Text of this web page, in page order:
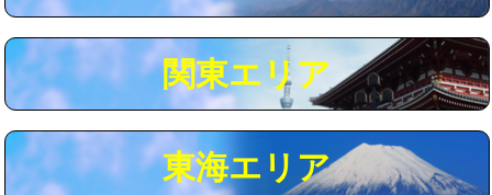
マス交換（深さ50㎝以上） 66,000円
コンクリート斫り（厚さ10㎝まで） 27,500円
コンクリート斫り（厚さ10㎝超え） 38,500円
関東エリア
東海エリア